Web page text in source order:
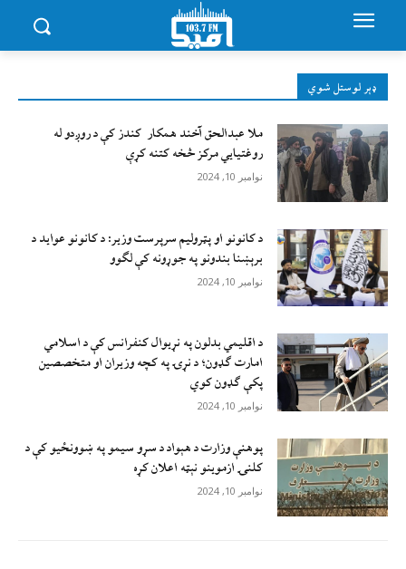
ډېر لوستل شوي
ملا عبدالحق آخند همکار کندز کې د روږدو له
روغتیایي مرکز څخه کتنه کړې
نوامبر 10, 2024
د کانونو او پټرولیم سرپرست وزیر: د کانونو عواید د
برېښنا بندونو په جوړونه کې لګوو
نوامبر 10, 2024
د اقليمي بدلون په نړيوال کنفرانس کې د اسلامي
امارت ګډون؛ د نړۍ په کچه وزيران او متخصصين
پکې ګډون کوي
نوامبر 10, 2024
پوهنې وزارت د هېواد د سړو سيمو په ښوونځيو کې د
کلنۍ ازموينو نېټه اعلان کړه
نوامبر 10, 2024